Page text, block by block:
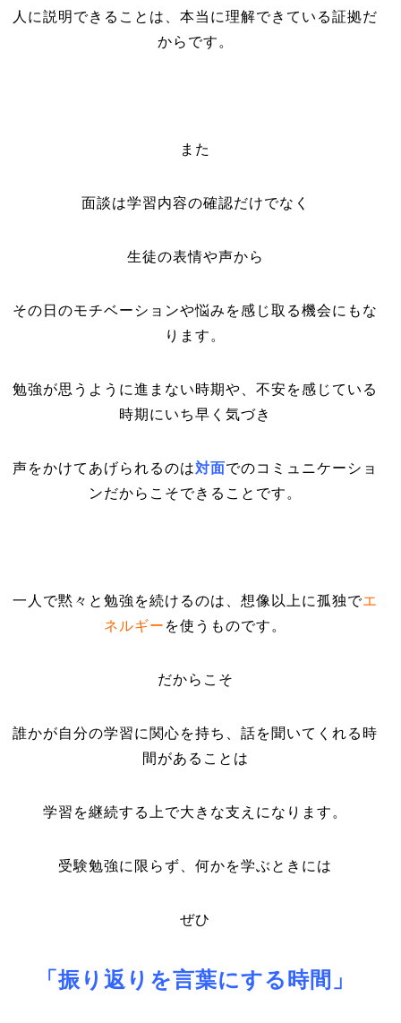
人に説明できることは、本当に理解できている証拠だ
からです。
また
面談は学習内容の確認だけでなく
生徒の表情や声から
その日のモチベーションや悩みを感じ取る機会にもな
ります。
勉強が思うように進まない時期や、不安を感じている
時期にいち早く気づき
声をかけてあげられるのは対面でのコミュニケーショ
ンだからこそできることです。
一人で黙々と勉強を続けるのは、想像以上に孤独でエ
ネルギー を使うものです。
だからこそ
誰かが自分の学習に関心を持ち、話を聞いてくれる時
間があることは
学習を継続する上で大きな支えになります。
受験勉強に限らず、何かを学ぶときには
ぜひ
「振り返りを言葉にする時間」